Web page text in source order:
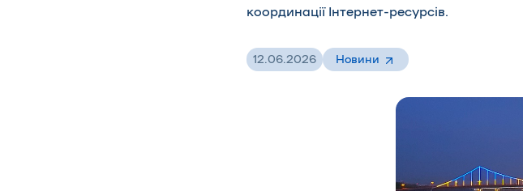
координації Інтернет-ресурсів.
12.06.2026 Новини